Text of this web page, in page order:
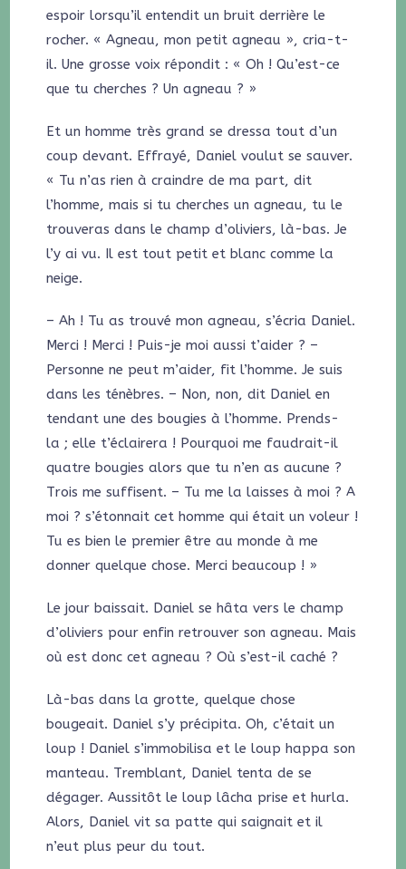
espoir lorsqu’il entendit un bruit derrière le
rocher. « Agneau, mon petit agneau », cria-t-
il. Une grosse voix répondit : « Oh ! Qu’est-ce
que tu cherches ? Un agneau ? »
Et un homme très grand se dressa tout d’un
coup devant. Effrayé, Daniel voulut se sauver.
« Tu n’as rien à craindre de ma part, dit
l’homme, mais si tu cherches un agneau, tu le
trouveras dans le champ d’oliviers, là-bas. Je
l’y ai vu. Il est tout petit et blanc comme la
neige.
– Ah ! Tu as trouvé mon agneau, s’écria Daniel.
Merci ! Merci ! Puis-je moi aussi t’aider ? –
Personne ne peut m’aider, fit l’homme. Je suis
dans les ténèbres. – Non, non, dit Daniel en
tendant une des bougies à l’homme. Prends-
la ; elle t’éclairera ! Pourquoi me faudrait-il
quatre bougies alors que tu n’en as aucune ?
Trois me suffisent. – Tu me la laisses à moi ? A
moi ? s’étonnait cet homme qui était un voleur !
Tu es bien le premier être au monde à me
donner quelque chose. Merci beaucoup ! »
Le jour baissait. Daniel se hâta vers le champ
d’oliviers pour enfin retrouver son agneau. Mais
où est donc cet agneau ? Où s’est-il caché ?
Là-bas dans la grotte, quelque chose
bougeait. Daniel s’y précipita. Oh, c’était un
loup ! Daniel s’immobilisa et le loup happa son
manteau. Tremblant, Daniel tenta de se
dégager. Aussitôt le loup lâcha prise et hurla.
Alors, Daniel vit sa patte qui saignait et il
n’eut plus peur du tout.